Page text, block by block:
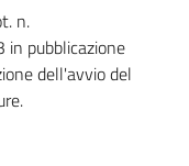
n.
pubblicazione
dell'avvio del